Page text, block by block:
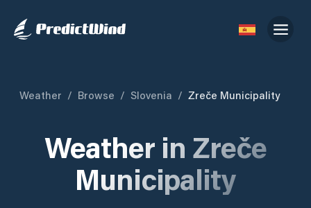
Weather / Browse / Slovenia / Zreče Municipality
Weather in Zreče
Municipality